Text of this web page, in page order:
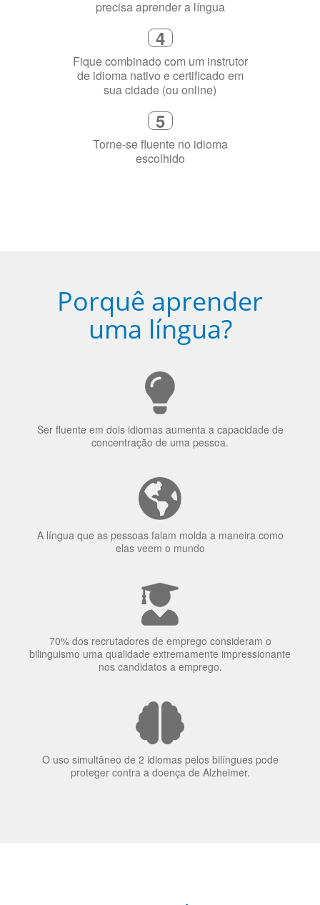
Diga-nos exatamente por que você
4
Fique combinado com um instrutor
de idioma nativo e certificado em
5
Torne-se fluente no idioma
Porquê aprender
uma língua?
Ser fluente em dois idiomas aumenta a capacidade de
A língua que as pessoas falam molda a maneira como
70% dos recrutadores de emprego consideram o
bilinguismo uma qualidade extremamente impressionante
O uso simultâneo de 2 idiomas pelos bilíngues pode